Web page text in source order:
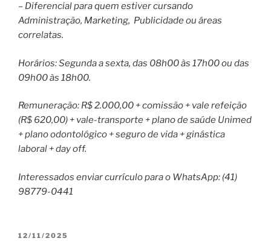
– Diferencial para quem estiver cursando
Administração, Marketing, Publicidade ou áreas
correlatas.
Horários: Segunda a sexta, das 08h00 às 17h00 ou das
09h00 às 18h00.
Remuneração: R$ 2.000,00 + comissão + vale refeição
(R$ 620,00) + vale-transporte + plano de saúde Unimed
+ plano odontológico + seguro de vida + ginástica
laboral + day off.
Interessados enviar currículo para o WhatsApp: (41)
98779-0441
PUBLICADO
12/11/2025